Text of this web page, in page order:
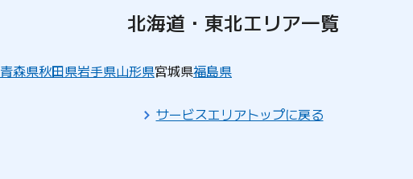
北海道・東北エリア一覧
青森県秋田県岩手県山形県宮城県福島県
サービスエリアトップに戻る